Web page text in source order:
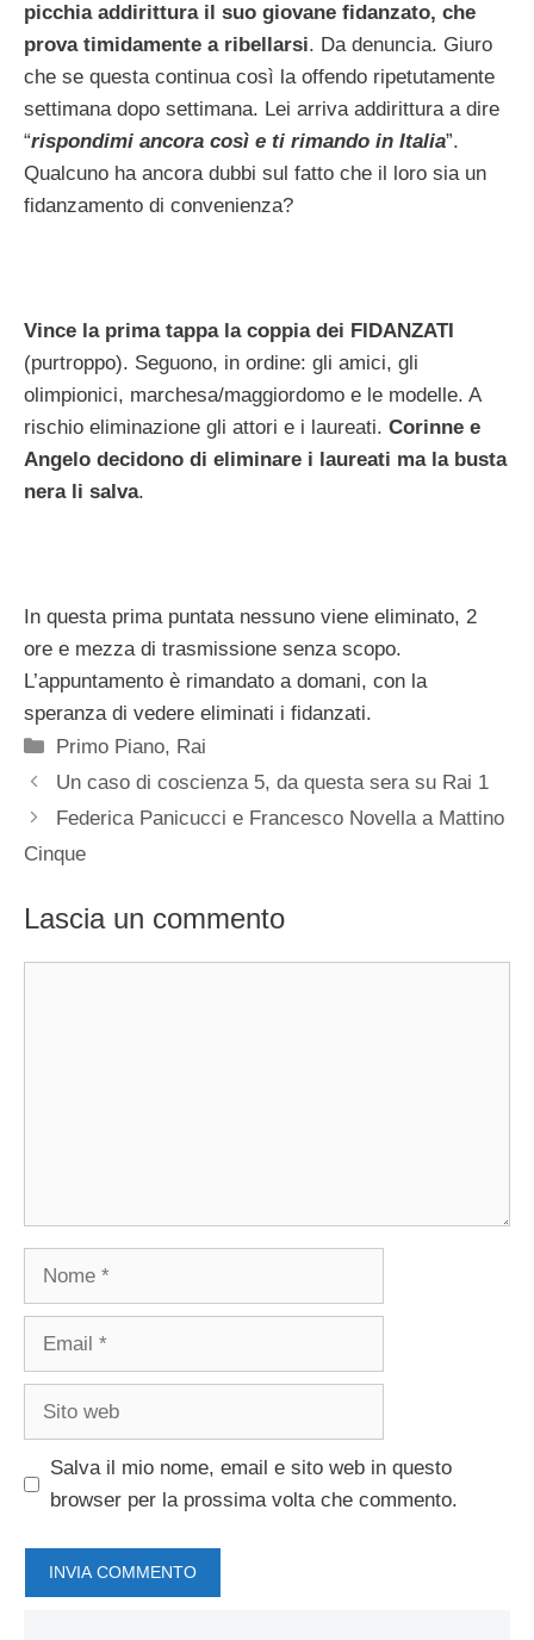
picchia addirittura il suo giovane fidanzato, che
prova timidamente a ribellarsi. Da denuncia. Giuro
che se questa continua così la offendo ripetutamente
settimana dopo settimana. Lei arriva addirittura a dire
“rispondimi ancora così e ti rimando in Italia”.
Qualcuno ha ancora dubbi sul fatto che il loro sia un
fidanzamento di convenienza?
Vince la prima tappa la coppia dei FIDANZATI
(purtroppo). Seguono, in ordine: gli amici, gli
olimpionici, marchesa/maggiordomo e le modelle. A
rischio eliminazione gli attori e i laureati. Corinne e
Angelo decidono di eliminare i laureati ma la busta
nera li salva.
In questa prima puntata nessuno viene eliminato, 2
ore e mezza di trasmissione senza scopo.
L’appuntamento è rimandato a domani, con la
speranza di vedere eliminati i fidanzati.
Categorie
Primo Piano, Rai
Un caso di coscienza 5, da questa sera su Rai 1
Federica Panicucci e Francesco Novella a Mattino
Cinque
Lascia un commento
Nome
Email
Sito
Salva il mio nome, email e sito web in questo
browser per la prossima volta che commento.